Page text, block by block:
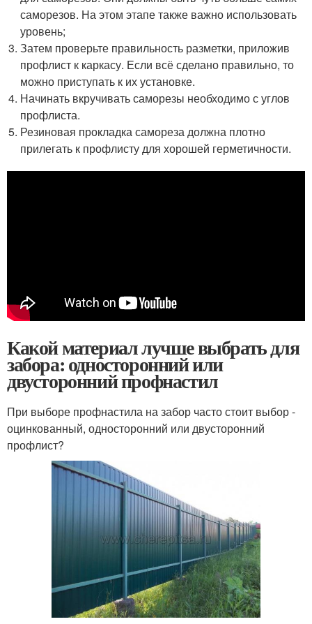
саморезов. На этом этапе также важно использовать
уровень;
Затем проверьте правильность разметки, приложив
профлист к каркасу. Если всё сделано правильно, то
можно приступать к их установке.
Начинать вкручивать саморезы необходимо с углов
профлиста.
Резиновая прокладка самореза должна плотно
прилегать к профлисту для хорошей герметичности.
Какой материал лучше выбрать для
забора: односторонний или
двусторонний профнастил
При выборе профнастила на забор часто стоит выбор -
оцинкованный, односторонний или двусторонний
профлист?